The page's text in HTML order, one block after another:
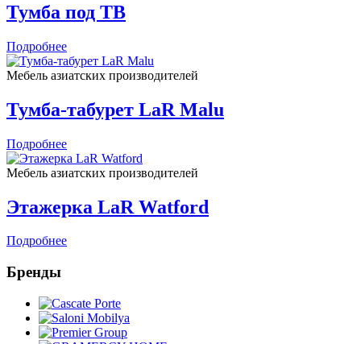
Тумба под ТВ
Подробнее
Мебель азиатских производителей
Тумба-табурет LaR Malu
Подробнее
Мебель азиатских производителей
Этажерка LaR Watford
Подробнее
Бренды